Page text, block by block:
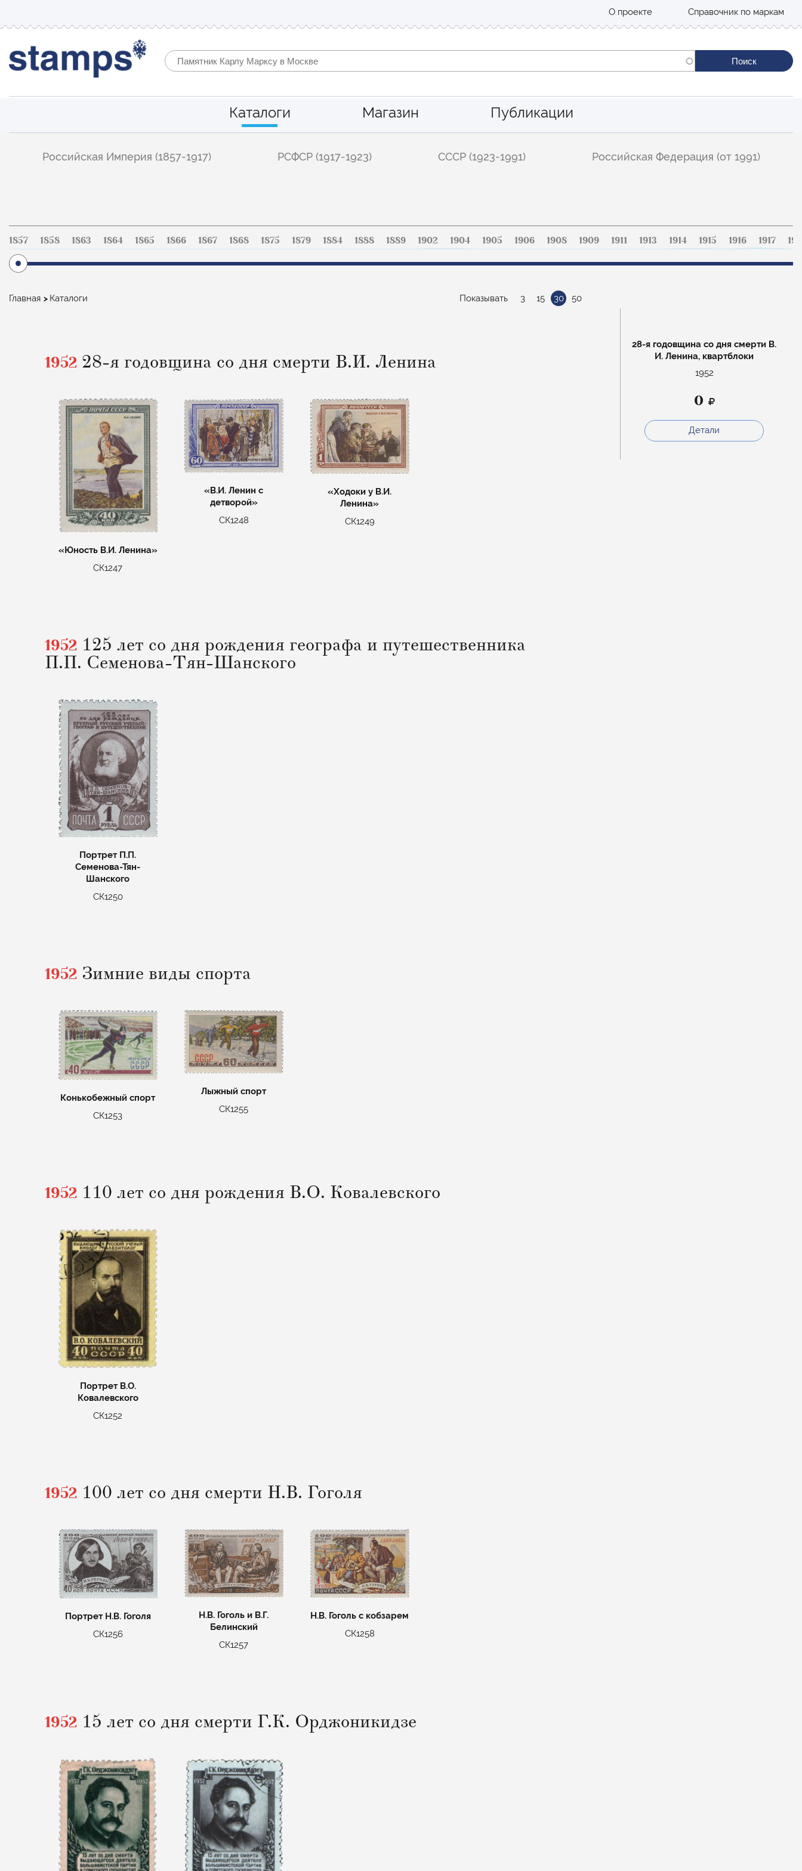
О проекте Справочник по маркам
Каталоги Магазин Публикации
Российская Империя (1857-1917) РСФСР (1917-1923) СССР (1923-1991) Российская Федерация (от 1991)
1857 1858 1863 1864 1865 1866 1867 1868 1875 1879 1884 1888 1889 1902 1904 1905 1906 1908 1909 1911 1913 1914 1915 1916 1917
Строка
Главная Каталоги Показывать 3 15 30 50
1952 28-я годовщина со дня смерти В.И. Ленина
«Юность В.И. Ленина»
СК1247
«В.И. Ленин с
детворой»
СК1248
«Ходоки у В.И.
Ленина»
СК1249
1952 125 лет со дня рождения географа и путешественника
П.П. Семенова-Тян-Шанского
Портрет П.П.
Семенова-Тян-
Шанского
СК1250
1952 Зимние виды спорта
Конькобежный спорт
СК1253
Лыжный спорт
СК1255
1952 110 лет со дня рождения В.О. Ковалевского
Портрет В.О.
Ковалевского
СК1252
1952 100 лет со дня смерти Н.В. Гоголя
Портрет Н.В. Гоголя
СК1256
Н.В. Гоголь и В.Г.
Белинский
СК1257
Н.В. Гоголь с кобзарем
СК1258
1952 15 лет со дня смерти Г.К. Орджоникидзе
28-я годовщина со дня смерти В.
И. Ленина, квартблоки
1952
0
Детали